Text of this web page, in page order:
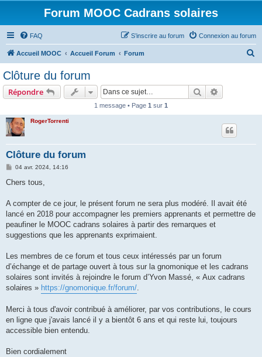
Forum MOOC Cadrans solaires
FAQ Connexion au forum
S’inscrire au forum
Accueil MOOC Accueil Forum Forum
Clôture du forum
Répondre Rechercher
1 message • Page 1 sur 1
RogerTorrenti
Clôture du forum
M
s
g
04 avr. 2024, 14:16
Chers tous,
A compter de ce jour, le présent forum ne sera plus modéré. Il avait été
lancé en 2018 pour accompagner les premiers apprenants et permettre de
peaufiner le MOOC cadrans solaires à partir des remarques et
suggestions que les apprenants exprimaient.
Les membres de ce forum et tous ceux intéressés par un forum
d’échange et de partage ouvert à tous sur la gnomonique et les cadrans
solaires sont invités à rejoindre le forum d’Yvon Massé, « Aux cadrans
solaires » https://gnomonique.fr/forum/.
Merci à tous d'avoir contribué à améliorer, par vos contributions, le cours
en ligne que j'avais lancé il y a bientôt 6 ans et qui reste lui, toujours
accessible bien entendu.
Bien cordialement